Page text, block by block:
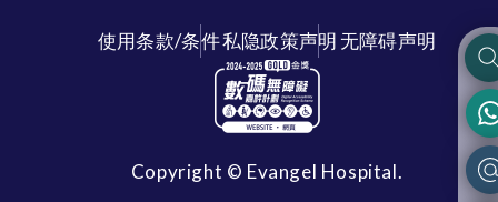
使用条款/条件私隐政策声明无障碍声明
Copyright © Evangel Hospital.